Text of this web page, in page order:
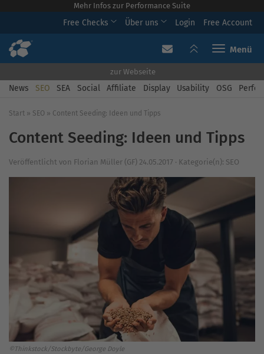
Mehr Infos zur Performance Suite
Free Checks Über uns Login Free Account
Toggle
zur Webseite
News SEO SEA Social Affiliate Display Usability OSG
Start » SEO » Content Seeding: Ideen und Tipps
Content Seeding: Ideen und Tipps
Veröffentlicht von Florian Müller (GF) 24.05.2017 · Kategorie(n): SEO
©Thinkstock/Stockbyte/George Doyle